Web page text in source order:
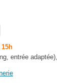
15h
entrée adaptée),